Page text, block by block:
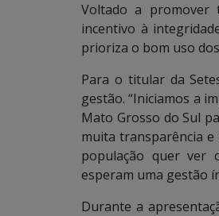
Voltado a promover
incentivo à
prioriza o bom uso
Para o titular da
gestão. “Iniciamos a
Mato Grosso do Sul
muita transparência e
população quer ver
esperam uma gestão
Durante a